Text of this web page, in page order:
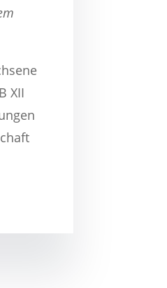
XII